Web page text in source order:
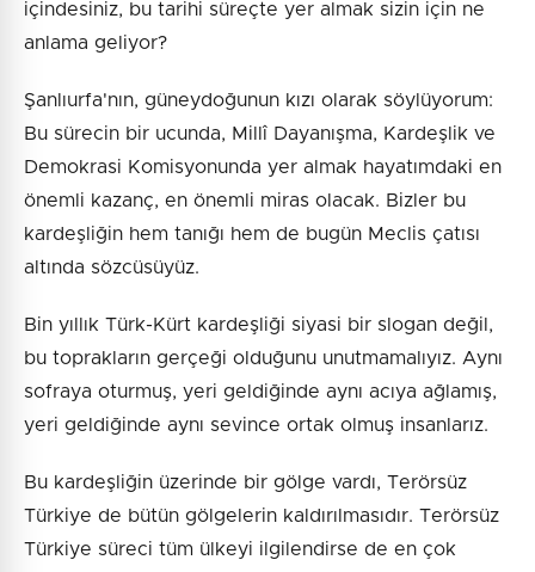
içindesiniz, bu tarihi süreçte yer almak sizin için ne
anlama geliyor?
Şanlıurfa'nın, güneydoğunun kızı olarak söylüyorum:
Bu sürecin bir ucunda, Millî Dayanışma, Kardeşlik ve
Demokrasi Komisyonunda yer almak hayatımdaki en
önemli kazanç, en önemli miras olacak. Bizler bu
kardeşliğin hem tanığı hem de bugün Meclis çatısı
altında sözcüsüyüz.
Bin yıllık Türk-Kürt kardeşliği siyasi bir slogan değil,
bu toprakların gerçeği olduğunu unutmamalıyız. Aynı
sofraya oturmuş, yeri geldiğinde aynı acıya ağlamış,
yeri geldiğinde aynı sevince ortak olmuş insanlarız.
Bu kardeşliğin üzerinde bir gölge vardı, Terörsüz
Türkiye de bütün gölgelerin kaldırılmasıdır. Terörsüz
Türkiye süreci tüm ülkeyi ilgilendirse de en çok